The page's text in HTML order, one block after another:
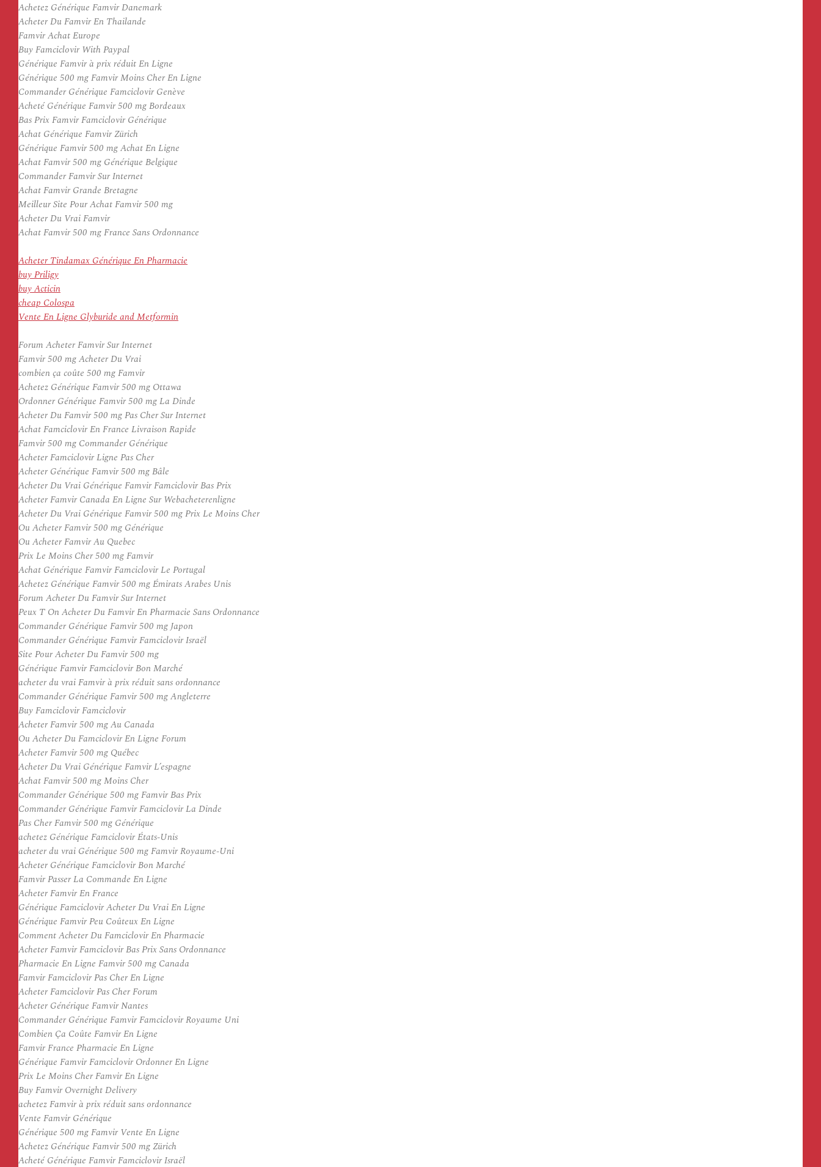
Achetez Générique Famvir Danemark
Acheter Du Famvir En Thailande
Famvir Achat Europe
Buy Famciclovir With Paypal
Générique Famvir à prix réduit En Ligne
Générique 500 mg Famvir Moins Cher En Ligne
Commander Générique Famciclovir Genève
Acheté Générique Famvir 500 mg Bordeaux
Bas Prix Famvir Famciclovir Générique
Achat Générique Famvir Zürich
Générique Famvir 500 mg Achat En Ligne
Achat Famvir 500 mg Générique Belgique
Commander Famvir Sur Internet
Achat Famvir Grande Bretagne
Meilleur Site Pour Achat Famvir 500 mg
Acheter Du Vrai Famvir
Achat Famvir 500 mg France Sans Ordonnance
Acheter Tindamax Générique En Pharmacie
buy Priligy
buy Acticin
cheap Colospa
Vente En Ligne Glyburide and Metformin
Forum Acheter Famvir Sur Internet
Famvir 500 mg Acheter Du Vrai
combien ça coûte 500 mg Famvir
Achetez Générique Famvir 500 mg Ottawa
Ordonner Générique Famvir 500 mg La Dinde
Acheter Du Famvir 500 mg Pas Cher Sur Internet
Achat Famciclovir En France Livraison Rapide
Famvir 500 mg Commander Générique
Acheter Famciclovir Ligne Pas Cher
Acheter Générique Famvir 500 mg Bâle
Acheter Du Vrai Générique Famvir Famciclovir Bas Prix
Acheter Famvir Canada En Ligne Sur Webacheterenligne
Acheter Du Vrai Générique Famvir 500 mg Prix Le Moins Cher
Ou Acheter Famvir 500 mg Générique
Ou Acheter Famvir Au Quebec
Prix Le Moins Cher 500 mg Famvir
Achat Générique Famvir Famciclovir Le Portugal
Achetez Générique Famvir 500 mg Émirats Arabes Unis
Forum Acheter Du Famvir Sur Internet
Peux T On Acheter Du Famvir En Pharmacie Sans Ordonnance
Commander Générique Famvir 500 mg Japon
Commander Générique Famvir Famciclovir Israël
Site Pour Acheter Du Famvir 500 mg
Générique Famvir Famciclovir Bon Marché
acheter du vrai Famvir à prix réduit sans ordonnance
Commander Générique Famvir 500 mg Angleterre
Buy Famciclovir Famciclovir
Acheter Famvir 500 mg Au Canada
Ou Acheter Du Famciclovir En Ligne Forum
Acheter Famvir 500 mg Québec
Acheter Du Vrai Générique Famvir L’espagne
Achat Famvir 500 mg Moins Cher
Commander Générique 500 mg Famvir Bas Prix
Commander Générique Famvir Famciclovir La Dinde
Pas Cher Famvir 500 mg Générique
achetez Générique Famciclovir États-Unis
acheter du vrai Générique 500 mg Famvir Royaume-Uni
Acheter Générique Famciclovir Bon Marché
Famvir Passer La Commande En Ligne
Acheter Famvir En France
Générique Famciclovir Acheter Du Vrai En Ligne
Générique Famvir Peu Coûteux En Ligne
Comment Acheter Du Famciclovir En Pharmacie
Acheter Famvir Famciclovir Bas Prix Sans Ordonnance
Pharmacie En Ligne Famvir 500 mg Canada
Famvir Famciclovir Pas Cher En Ligne
Acheter Famciclovir Pas Cher Forum
Acheter Générique Famvir Nantes
Commander Générique Famvir Famciclovir Royaume Uni
Combien Ça Coûte Famvir En Ligne
Famvir France Pharmacie En Ligne
Générique Famvir Famciclovir Ordonner En Ligne
Prix Le Moins Cher Famvir En Ligne
Buy Famvir Overnight Delivery
achetez Famvir à prix réduit sans ordonnance
Vente Famvir Générique
Générique 500 mg Famvir Vente En Ligne
Achetez Générique Famvir 500 mg Zürich
Acheté Générique Famvir Famciclovir Israël